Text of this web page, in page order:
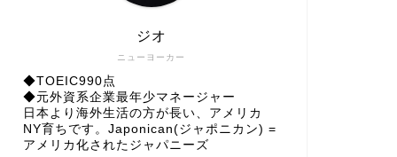
ニューヨーカー
ジオ
◆TOEIC990点
◆元外資系企業最年少マネージャー
日本より海外生活の方が長い、アメリカ
NY育ちです。Japonican(ジャポニカン) =
アメリカ化されたジャパニーズ